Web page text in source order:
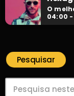
O
04:00
Pesquisar